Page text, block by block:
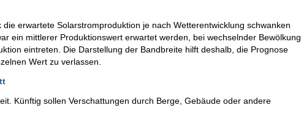
erwartete Solarstromproduktion je nach Wetterentwicklung schwanken
ein mittlerer Produktionswert erwartet werden, bei wechselnder Bewölkung
eintreten. Die Darstellung der Bandbreite hilft deshalb, die Prognose
Wert zu verlassen.
Künftig sollen Verschattungen durch Berge, Gebäude oder andere